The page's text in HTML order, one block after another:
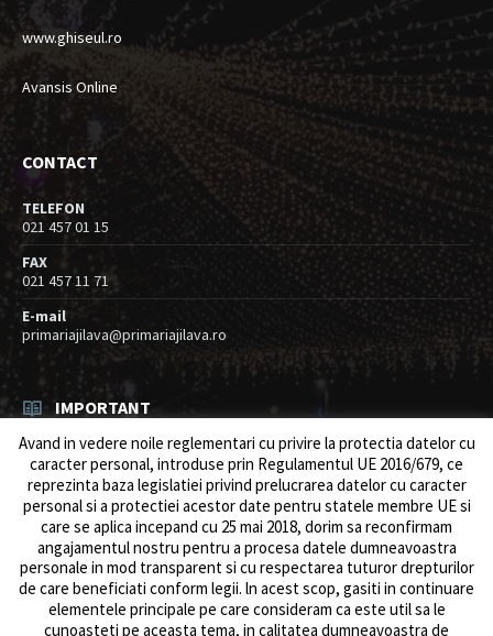
www.ghiseul.ro
Avansis Online
CONTACT
TELEFON
021 457 01 15
FAX
021 457 11 71
E-mail
primariajilava@primariajilava.ro
IMPORTANT
Rezultat concurs expert – proba scrisa
06/08/2026 inResurse umane / Achizitii
Anunt concurs
05/08/2026 Resurse umane / Achizitii
Avand in vedere noile reglementari cu privire la protectia datelor cu
caracter personal, introduse prin Regulamentul UE 2016/679, ce
reprezinta baza legislatiei privind prelucrarea datelor cu caracter
personal si a protectiei acestor date pentru statele membre UE si
care se aplica incepand cu 25 mai 2018, dorim sa reconfirmam
angajamentul nostru pentru a procesa datele dumneavoastra
personale in mod transparent si cu respectarea tuturor drepturilor
de care beneficiati conform legii. ln acest scop, gasiti in continuare
elementele principale pe care consideram ca este util sa le
cunoasteti pe aceasta tema, in calitatea dumneavoastra de